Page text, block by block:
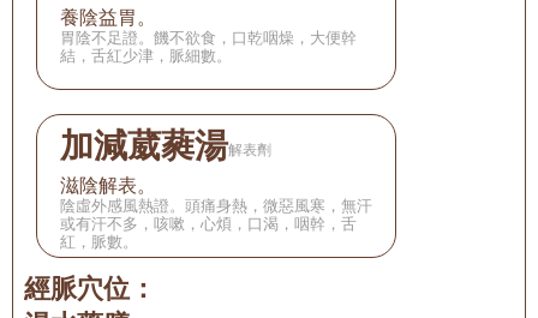
養陰益胃。
胃陰不足證。饑不欲食，口乾咽燥，大便幹
結，舌紅少津，脈細數。
加減葳蕤湯解表劑
滋陰解表。
陰虛外感風熱證。頭痛身熱，微惡風寒，無汗
或有汗不多，咳嗽，心煩，口渴，咽幹，舌
紅，脈數。
經脈穴位：